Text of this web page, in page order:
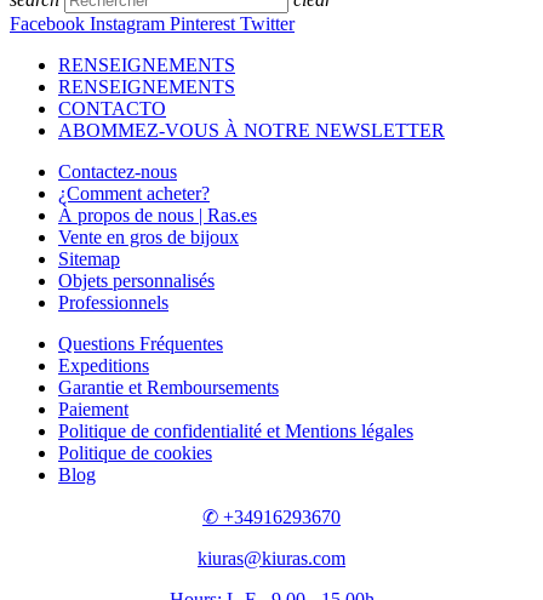
Facebook Instagram Pinterest Twitter
RENSEIGNEMENTS
RENSEIGNEMENTS
CONTACTO
ABOMMEZ-VOUS À NOTRE NEWSLETTER
Contactez-nous
¿Comment acheter?
À propos de nous | Ras.es
Vente en gros de bijoux
Sitemap
Objets personnalisés
Professionnels
Questions Fréquentes
Expeditions
Garantie et Remboursements
Paiement
Politique de confidentialité et Mentions légales
Politique de cookies
Blog
✆ +34916293670
kiuras@kiuras.com